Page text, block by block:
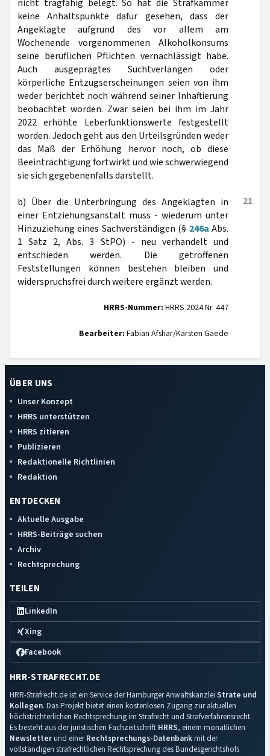
nicht tragfähig belegt. So hat die Strafkammer
keine Anhaltspunkte dafür gesehen, dass der
Angeklagte aufgrund des vor allem am
Wochenende vorgenommenen Alkoholkonsums
seine beruflichen Pflichten vernachlässigt habe.
Auch ausgeprägtes Suchtverlangen oder
körperliche Entzugserscheinungen seien von ihm
weder berichtet noch während seiner Inhaftierung
beobachtet worden. Zwar seien bei ihm im Jahr
2022 erhöhte Leberfunktionswerte festgestellt
worden. Jedoch geht aus den Urteilsgründen weder
das Maß der Erhöhung hervor noch, ob diese
Beeinträchtigung fortwirkt und wie schwerwiegend
sie sich gegebenenfalls darstellt.
21
b) Über die Unterbringung des Angeklagten in
einer Entziehungsanstalt muss - wiederum unter
Hinzuziehung eines Sachverständigen (§ 246a Abs.
1 Satz 2, Abs. 3 StPO) - neu verhandelt und
entschieden werden. Die getroffenen
Feststellungen können bestehen bleiben und
widerspruchsfrei durch weitere ergänzt werden.
HRRS-Nummer: HRRS 2024 Nr. 447
Bearbeiter: Fabian Afshar/Karsten Gaede
ÜBER UNS
Unser Konzept
HRRS unterstützen
HRRS zitieren
Publizieren
Redaktionelle Richtlinien
Redaktion
ENTDECKEN
Aktuelle Ausgabe
HRRS-Beiträge suchen
Archiv
Rechtsprechung
TEILEN
LinkedIn
Xing
Facebook
HRR-STRAFRECHT.DE
HRR-Strafrecht.de ist ein Service der Hamburger Anwaltskanzlei Strate und
Kollegen. Das Projekt bietet einen kostenlosen Zugang zur aktuellen
höchstrichterlichen Rechtsprechung im Strafrecht und Strafverfahrensrecht.
Es besteht aus der juristischen Fachzeitschrift HRRS, einem monatlichen
Newsletterund einerRechtsprechungs-Datenbankmit der
vollständigen strafrechtlichen Rechtsprechung des Bundesgerichtshofs